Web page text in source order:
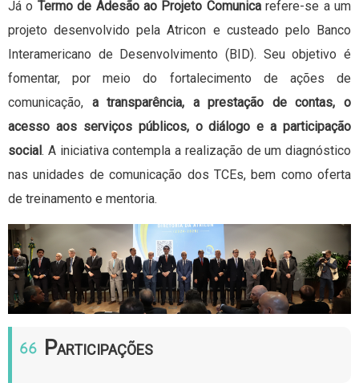
Já o Termo de Adesão ao Projeto Comunicarefere-se a um
projeto desenvolvido pela Atricon e custeado pelo Banco
Interamericano de Desenvolvimento (BID). Seu objetivo é
fomentar, por meio do fortalecimento de ações de
comunicação, a transparência, a prestação de contas, o
acesso aos serviços públicos, o diálogo e a participação
social. A iniciativa contempla a realização de um diagnóstico
nas unidades de comunicação dos TCEs, bem como oferta
de treinamento e mentoria.
PARTICIPAÇÕES